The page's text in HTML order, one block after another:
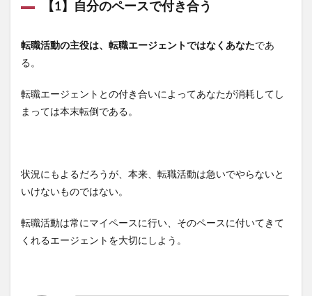
【1】自分のペースで付き合う
転職活動の主役は、転職エージェントではなくあなたであ
る。
転職エージェントとの付き合いによってあなたが消耗してし
まっては本末転倒である。
状況にもよるだろうが、本来、転職活動は急いでやらないと
いけないものではない。
転職活動は常にマイペースに行い、そのペースに付いてきて
くれるエージェントを大切にしよう。